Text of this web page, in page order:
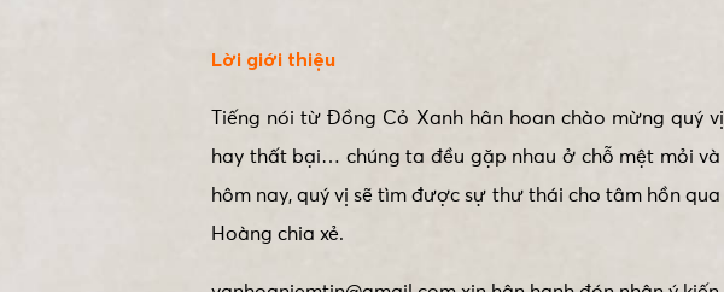
Lời giới thiệu
Tiếng nói từ Đồng Cỏ Xanh hân hoan chào mừng quý
hay thất bại… chúng ta đều gặp nhau ở chỗ mệt mỏi
hôm nay, quý vị sẽ tìm được sự thư thái cho tâm hồn
Hoàng chia xẻ.